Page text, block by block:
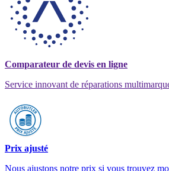
Comparateur de devis en ligne
Service innovant de réparations
Prix ajusté
Nous ajustons notre prix si vous trouvez